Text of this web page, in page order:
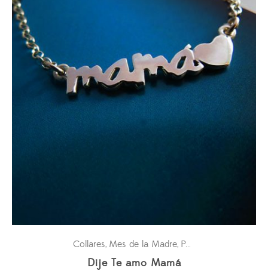
Collares, Mes de la Madre, Para ella
Dije Te amo Mamá